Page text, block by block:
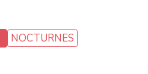
NOCTURNES